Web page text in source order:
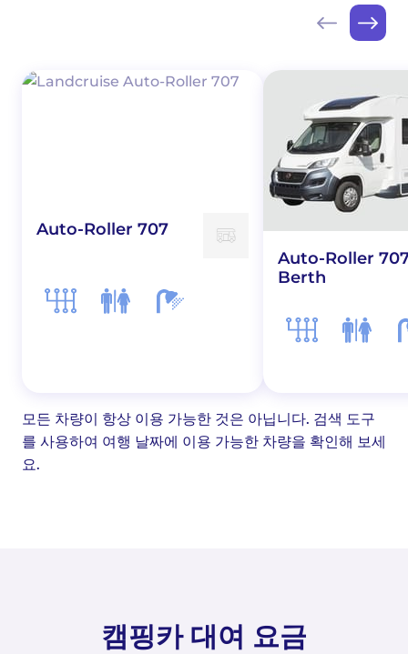
Auto-Roller 707
Auto-Roller
Berth
모든 차량이 항상 이용 가능한 것은 아닙니다. 검색 도구
를 사용하여 여행 날짜에 이용 가능한 차량을 확인해 보세
요.
캠핑카 대여 요금